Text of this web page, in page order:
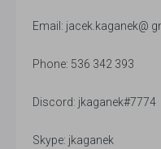
Email: jacek.kaganek@
Phone: 536 342 393
Discord: jkaganek#7774
Skype: jkaganek